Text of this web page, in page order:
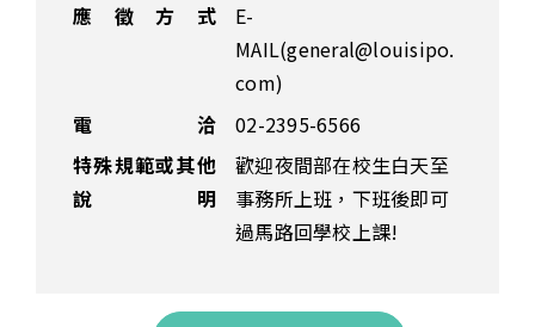
應徵方式
E-
MAIL(general@louisipo.
com)
電 洽
02-2395-6566
特殊規範或其他
說明
歡迎夜間部在校生白天至
事務所上班，下班後即可
過馬路回學校上課!